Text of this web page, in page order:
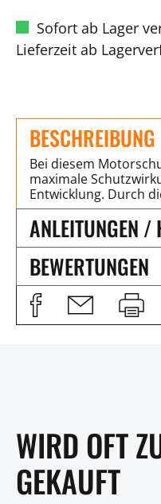
Sofort ab Lager
Lieferzeit ab
BESCHREIBUNG
Bei diesem
maximale
Entwicklung. Durch
ANLEITUNGEN /
BEWERTUNGEN
WIRD OFT
GEKAUFT